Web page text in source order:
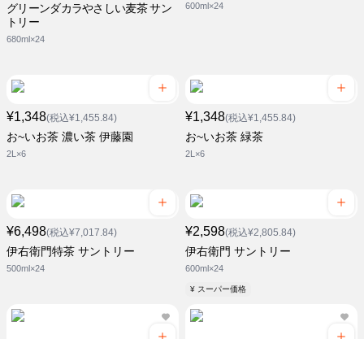
グリーンダカラやさしい麦茶 サン
トリー
680ml×24
600ml×24
¥1,348(税込¥1,455.84)
お~いお茶 濃い茶 伊藤園
2L×6
¥1,348(税込¥1,455.84)
お~いお茶 緑茶
2L×6
¥6,498(税込¥7,017.84)
伊右衛門特茶 サントリー
500ml×24
¥2,598(税込¥2,805.84)
伊右衛門 サントリー
600ml×24
¥ スーパー価格